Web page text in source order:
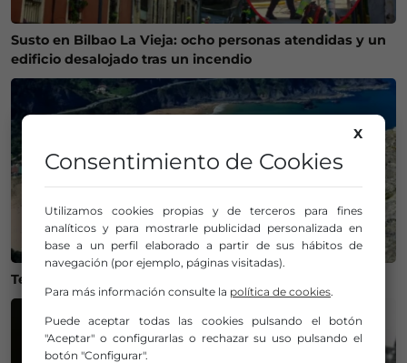
Susto en Bilbao La Vieja: ocho personas atendidas y un
edificio desalojado tras un incendio
Temperaturas históricas del agua en el Mar Cantábrico
X
Consentimiento de Cookies
Utilizamos cookies propias y de terceros para fines
analíticos y para mostrarle publicidad personalizada en
base a un perfil elaborado a partir de sus hábitos de
navegación (por ejemplo, páginas visitadas).
Para más información consulte la política de cookies.
Puede aceptar todas las cookies pulsando el botón
"Aceptar" o configurarlas o rechazar su uso pulsando el
botón "Configurar".